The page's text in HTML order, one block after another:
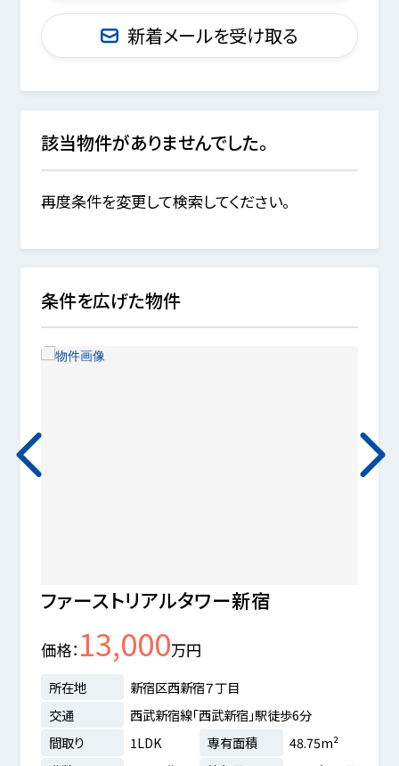
新着メールを受け取る
該当物件がありませんでした。
再度条件を変更して検索してください。
条件を広げた物件
ファーストリアルタワー新宿
価格 13,000万円
所在地
新宿区西新宿７丁目
交通
西武新宿線「西武新宿」駅徒歩6分
間取り
1LDK 専有面積
48.75m²